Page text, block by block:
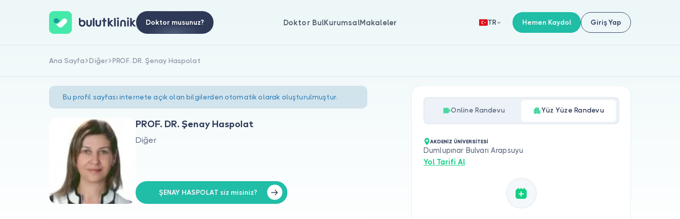
Doktor musunuz? Doktor BulKurumsalMakaleler TR Hemen Kaydol Giriş Yap
Ana Sayfa Diğer PROF. DR. Şenay Haspolat
Bu profil sayfası internete açık olan bilgilerden otomatik olarak oluşturulmuştur.
PROF. DR. Şenay Haspolat
Diğer
ŞENAY HASPOLAT siz misiniz?
Online Randevu Yüz Yüze Randevu
AKDENİZ ÜNİVERSİTESİ
Dumlupınar Bulvarı Arapsuyu
Yol Tarifi Al